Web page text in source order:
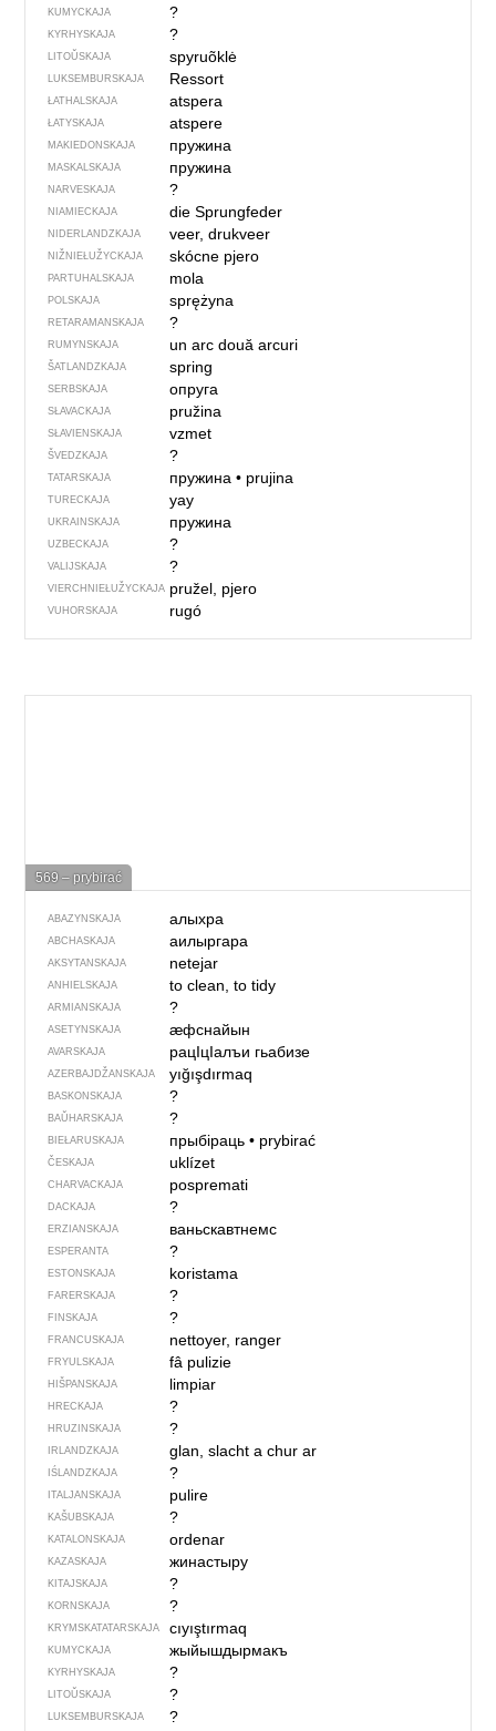
KUMYCKAJA ?
KYRHYSKAJA ?
LITOŬSKAJA spyruõklė
LUKSEMBURSKAJA Ressort
ŁATHALSKAJA atspera
ŁATYSKAJA atspere
MAKIEDONSKAJA пружина
MASKALSKAJA пружина
NARVESKAJA ?
NIAMIECKAJA die Sprungfeder
NIDERLANDZKAJA veer, drukveer
NIŽNIEŁUŽYCKAJA skócne pjero
PARTUHALSKAJA mola
POLSKAJA sprężyna
RETARAMANSKAJA ?
RUMYNSKAJA un arcdouă arcuri
ŠATLANDZKAJA spring
SERBSKAJA опруга
SŁAVACKAJA pružina
SŁAVIENSKAJA vzmet
ŠVEDZKAJA ?
TATARSKAJA пружина• prujina
TURECKAJA yay
UKRAINSKAJA пружина
UZBECKAJA ?
VALIJSKAJA ?
VIERCHNIE­ŁUŽYCKAJA pružel, pjero
VUHORSKAJA rugó
569 – prybirać
ABAZYNSKAJA алыхра
ABCHASKAJA аилыргара
AKSYTANSKAJA netejar
ANHIELSKAJA to clean, to tidy
ARMIANSKAJA ?
ASETYNSKAJA ӕфснайын
AVARSKAJA рацIцIалъи гьабизе
AZERBAJDŽAN­SKAJA yığışdırmaq
BASKONSKAJA ?
BAŬHARSKAJA ?
BIEŁARUSKAJA прыбіраць• prybirać
ČESKAJA uklízet
CHARVACKAJA pospremati
DACKAJA ?
ERZIANSKAJA ваньскавтнемс
ESPERANTA ?
ESTONSKAJA koristama
FARERSKAJA ?
FINSKAJA ?
FRANCUSKAJA nettoyer, ranger
FRYULSKAJA fâ pulizie
HIŠPANSKAJA limpiar
HRECKAJA ?
HRUZINSKAJA ?
IRLANDZKAJA glan, slacht a chur ar
IŚLANDZKAJA ?
ITALJANSKAJA pulire
KAŠUBSKAJA ?
KATALONSKAJA ordenar
KAZASKAJA жинастыру
KITAJSKAJA ?
KORNSKAJA ?
KRYMSKA­TATARSKAJA cıyıştırmaq
KUMYCKAJA жыйышдырмакъ
KYRHYSKAJA ?
LITOŬSKAJA ?
LUKSEMBURSKAJA
?